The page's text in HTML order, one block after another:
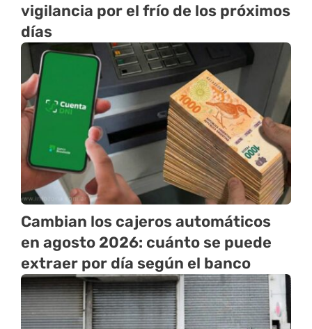
vigilancia por el frío de los próximos
días
Cambian los cajeros automáticos
en agosto 2026: cuánto se puede
extraer por día según el banco